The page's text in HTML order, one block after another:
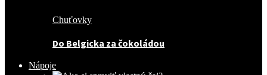
Chuťovky
Do Belgicka za čokoládou
Nápoje